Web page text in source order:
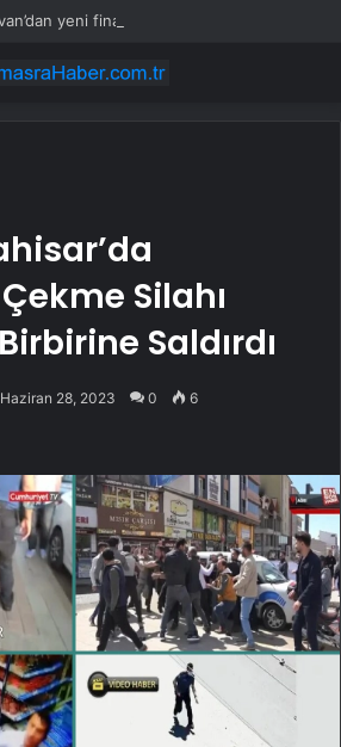
yeni finansman modeli çağrısı
Silahı
Saldırdı
Haziran 28, 2023 0 6